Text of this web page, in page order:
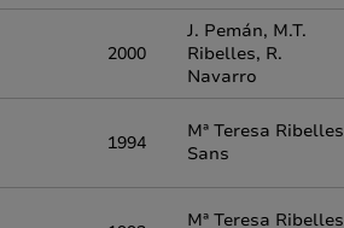
2000
J. Pemán, M.T.
Ribelles, R.
Navarro
1994
Mª Teresa Ribelles
Sans
Mª Teresa Ribelles